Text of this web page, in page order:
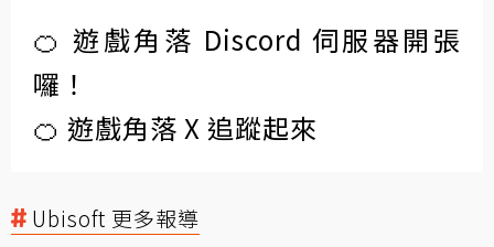
🍊 遊戲角落 Discord 伺服器開張
囉！
🍊 遊戲角落 X 追蹤起來
Ubisoft 更多報導